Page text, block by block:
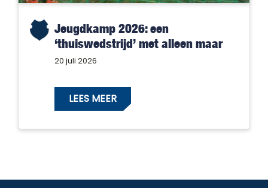
Jeugdkamp 2026: een
‘thuiswedstrijd’ met alleen maar
winnaars!
20 juli 2026
LEES MEER